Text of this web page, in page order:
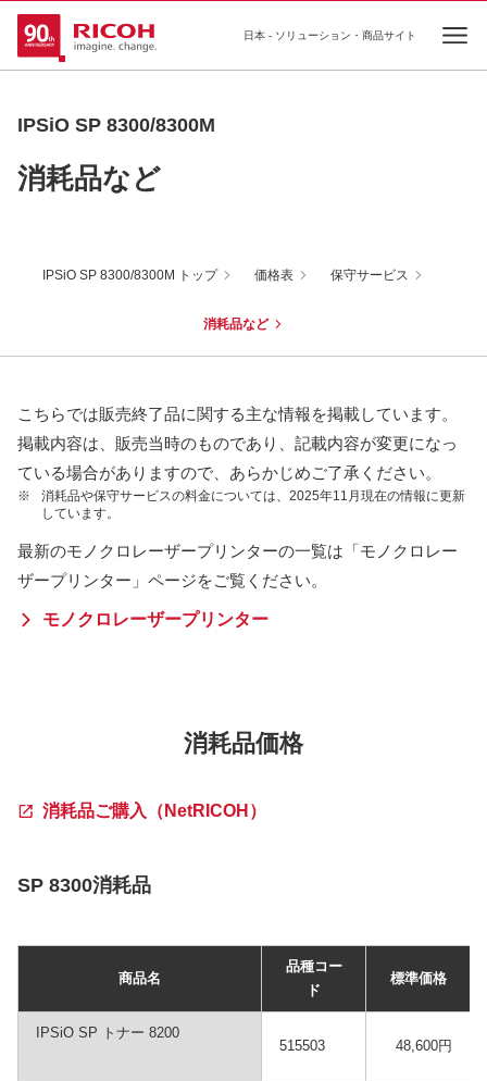
日本 - ソリューション・商品サイト
IPSiO SP 8300/8300M
消耗品など
IPSiO SP 8300/8300M トップ 価格表 保守サービス
消耗品など
こちらでは販売終了品に関する主な情報を掲載しています。
掲載内容は、販売当時のものであり、記載内容が変更になっ
ている場合がありますので、あらかじめご了承ください。
※
消耗品や保守サービスの料金については、2025年11月現在の情報に更新
しています。
最新のモノクロレーザープリンターの一覧は「モノクロレー
ザープリンター」ページをご覧ください。
モノクロレーザープリンター
消耗品価格
消耗品ご購入（NetRICOH）
SP 8300消耗品
商品名
品種コー
ド
標準価格
IPSiO SP トナー 8200
515503
48,600円